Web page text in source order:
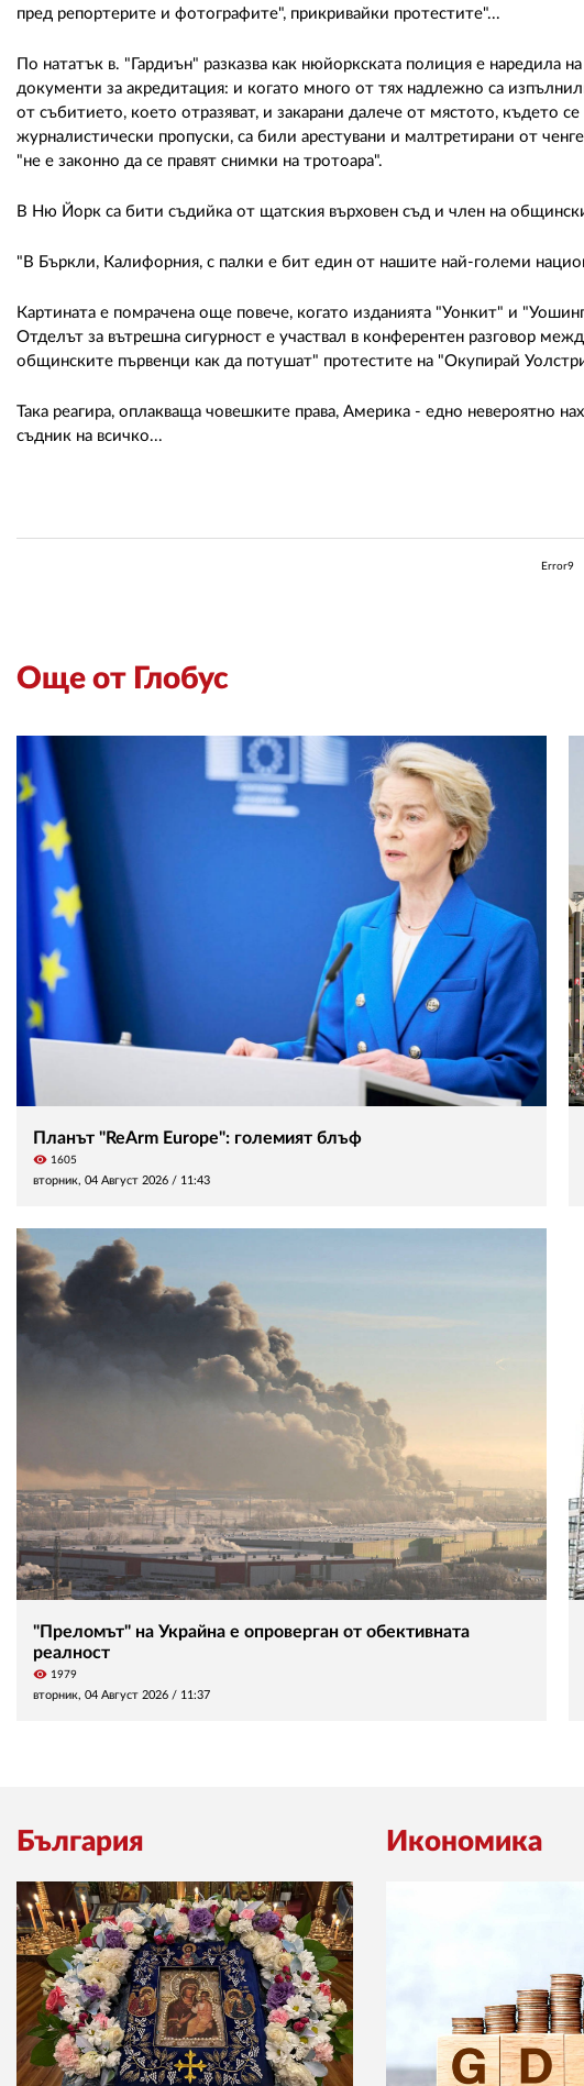
пред репортерите и фотографите", прикривайки протестите"...
По нататък в. "Гардиън" разказва как нюйоркската полиция е наредила
документи за акредитация: и когато много от тях надлежно са
от събитието, което отразяват, и закарани далече от мястото, където
журналистически пропуски, са били арестувани и малтретирани от
"не е законно да се правят снимки на тротоара".
В Ню Йорк са бити съдийка от щатския върховен съд и член на
"В Бъркли, Калифорния, с палки е бит един от нашите най-големи
Картината е помрачена още повече, когато изданията "Уонкит" и
Отделът за вътрешна сигурност е участвал в конферентен разговор
общинските първенци как да потушат" протестите на "Окупирай
Така реагира, оплакваща човешките права, Америка - едно невероятно
съдник на всичко...
Error9
Още от Глобус
Планът "ReArm Europe": големият блъф
visibility 1605
вторник, 04 Август 2026 / 11:43
"Преломът" на Украйна е опроверган от обективната
реалност
visibility 1979
вторник, 04 Август 2026 / 11:37
България Икономика